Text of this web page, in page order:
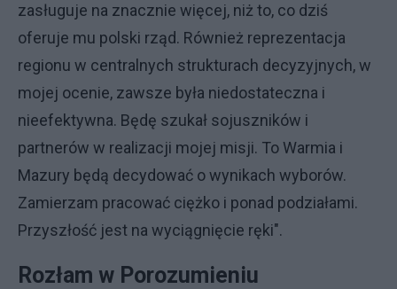
zasługuje na znacznie więcej, niż to, co dziś
oferuje mu polski rząd. Również reprezentacja
regionu w centralnych strukturach decyzyjnych, w
mojej ocenie, zawsze była niedostateczna i
nieefektywna. Będę szukał sojuszników i
partnerów w realizacji mojej misji. To Warmia i
Mazury będą decydować o wynikach wyborów.
Zamierzam pracować ciężko i ponad podziałami.
Przyszłość jest na wyciągnięcie ręki".
Rozłam w Porozumieniu